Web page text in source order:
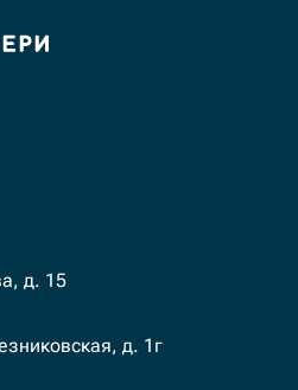
д. 15
д. 1г